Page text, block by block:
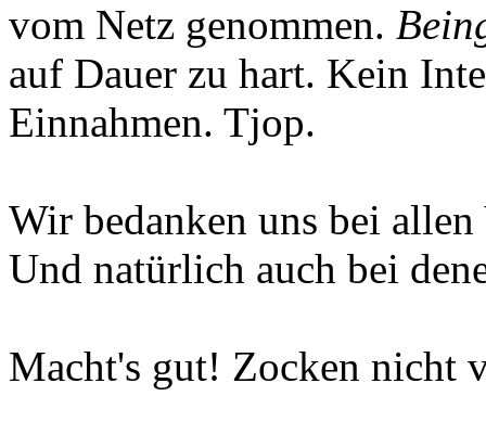
vom Netz genommen.
auf Dauer zu hart. Kein
Einnahmen. Tjop.
Wir bedanken uns bei
Und natürlich auch bei
Macht's gut! Zocken nicht